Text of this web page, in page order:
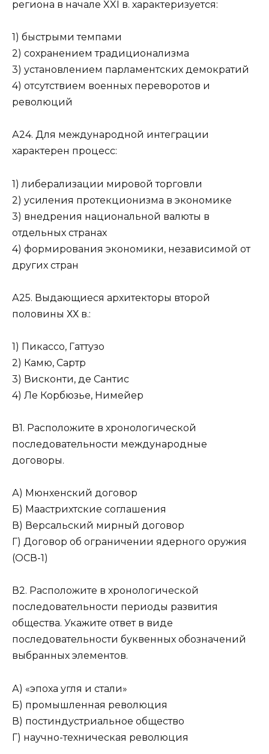
региона в на­чале XXI в. характеризуется:
1) быстрыми темпами
2) сохранением традиционализма
3) установлением парламентских демократий
4) отсутствием военных переворотов и
революций
А24. Для международной интеграции
характерен процесс:
1) либерализации мировой торговли
2) усиления протекционизма в экономике
3) внедрения национальной валюты в
отдельных странах
4) формирования экономики, независимой от
других стран
А25. Выдающиеся архитекторы второй
половины ХХ в.:
1) Пикассо, Гаттузо
2) Камю, Сартр
3) Висконти, де Сантис
4) Ле Корбюзье, Нимейер
В1. Расположите в хронологической
последовательности международные
договоры.
А) Мюнхенский договор
Б) Маастрихтские соглашения
В) Версальский мирный договор
Г) Договор об ограничении ядерного оружия
(ОСВ-1)
В2. Расположите в хронологической
последовательно­сти периоды развития
общества. Укажите ответ в виде
последовательности буквенных обозначений
выбранных элементов.
А) «эпоха угля и стали»
Б) промышленная революция
В) постиндустриальное общество
Г) научно-техническая революция